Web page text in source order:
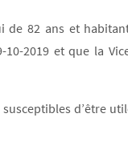
de 82 ans et
2019 et que la
d’être